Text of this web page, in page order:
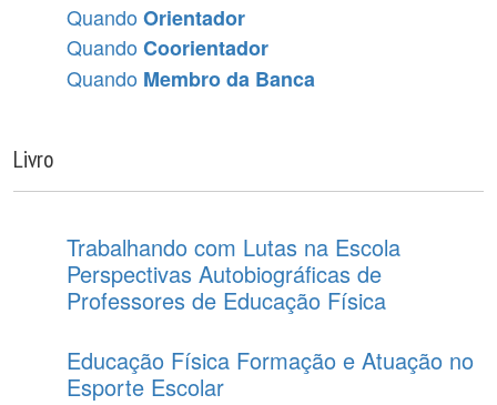
Quando Orientador
Quando Coorientador
Quando Membro da Banca
Livro
Trabalhando com Lutas na Escola
Perspectivas Autobiográficas de
Professores de Educação Física
Educação Física Formação e Atuação no
Esporte Escolar